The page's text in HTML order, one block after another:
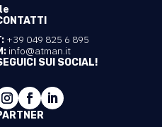
+39 049 825 6 895
info@atman.it
SUI SOCIAL!